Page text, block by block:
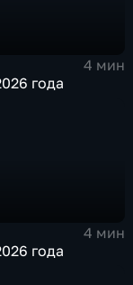
4 мин
года
4 мин
года